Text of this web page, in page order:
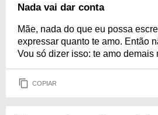
Nada vai dar conta
Mãe, nada do que eu possa
expressar quanto te amo. Então
Vou só dizer isso: te amo demais
COPIAR